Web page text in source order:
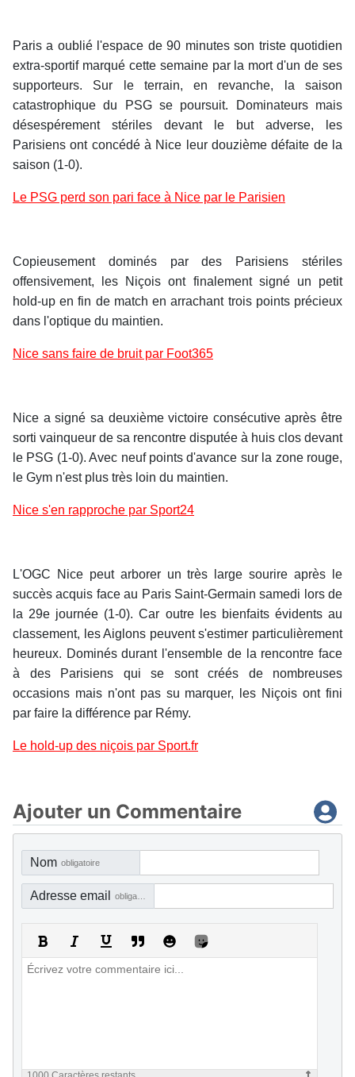
Paris a oublié l'espace de 90 minutes son triste quotidien
extra-sportif marqué cette semaine par la mort d'un de ses
supporteurs. Sur le terrain, en revanche, la saison
catastrophique du PSG se poursuit. Dominateurs mais
désespérement stériles devant le but adverse, les
Parisiens ont concédé à Nice leur douzième défaite de la
saison (1-0).
Le PSG perd son pari face à Nice par le Parisien
Copieusement dominés par des Parisiens stériles
offensivement, les Niçois ont finalement signé un petit
hold-up en fin de match en arrachant trois points précieux
dans l'optique du maintien.
Nice sans faire de bruit par Foot365
Nice a signé sa deuxième victoire consécutive après être
sorti vainqueur de sa rencontre disputée à huis clos devant
le PSG (1-0). Avec neuf points d'avance sur la zone rouge,
le Gym n'est plus très loin du maintien.
Nice s'en rapproche par Sport24
L'OGC Nice peut arborer un très large sourire après le
succès acquis face au Paris Saint-Germain samedi lors de
la 29e journée (1-0). Car outre les bienfaits évidents au
classement, les Aiglons peuvent s'estimer particulièrement
heureux. Dominés durant l'ensemble de la rencontre face
à des Parisiens qui se sont créés de nombreuses
occasions mais n'ont pas su marquer, les Niçois ont fini
par faire la différence par Rémy.
Le hold-up des niçois par Sport.fr
Ajouter un Commentaire
Nom obligatoire
Adresse email